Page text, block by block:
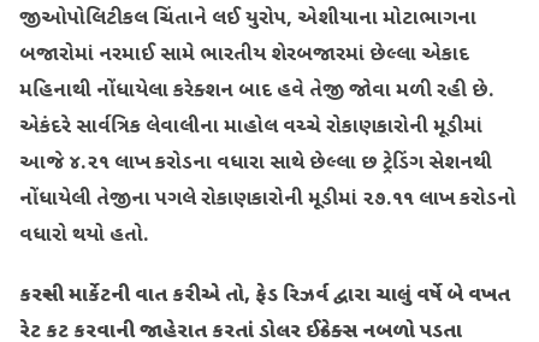
જીઓપોલિટીકલ ચિંતાને લઈ યુરોપ, એશીયાના મોટાભાગના
બજારોમાં નરમાઈ સામે ભારતીય શેરબજારમાં છેલ્લા એકાદ
મહિનાથી નોંધાયેલા કરેક્શન બાદ હવે તેજી જોવા મળી રહી છે.
એકંદરે સાર્વત્રિક લેવાલીના માહોલ વચ્ચે રોકાણકારોની મૂડીમાં
આજે ૪.૨૧ લાખ કરોડના વધારા સાથે છેલ્લા છ ટ્રેડિંગ સેશનથી
નોંધાયેલી તેજીના પગલે રોકાણકારોની મૂડીમાં ૨૭.૧૧ લાખ કરોડનો
વધારો થયો હતો.
કરન્સી માર્કેટની વાત કરીએ તો, ફેડ રિઝર્વ દ્વારા ચાલું વર્ષે બે વખત
રેટ કટ કરવાની જાહેરાત કરતાં ડોલર ઈન્ડેક્સ નબળો પડતા